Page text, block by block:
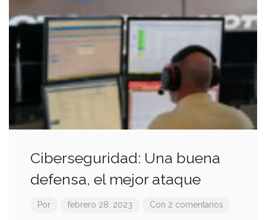
Ciberseguridad: Una buena
defensa, el mejor ataque
Por febrero 28, 2023 Con 2 comentarios